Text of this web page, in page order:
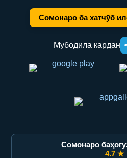
Сомонаро ба хатчӯб
Мубодила кардан
Сомонаро
4.7 ★